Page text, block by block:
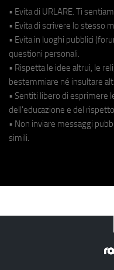
• Evita di URLARE. Ti
• Evita di scrivere lo stesso
• Evita in luoghi pubblici
questioni personali.
• Rispetta le idee altrui, le
bestemmiare né insultare
• Sentiti libero di esprimere
dell'educazione e del
• Non inviare messaggi
simili.